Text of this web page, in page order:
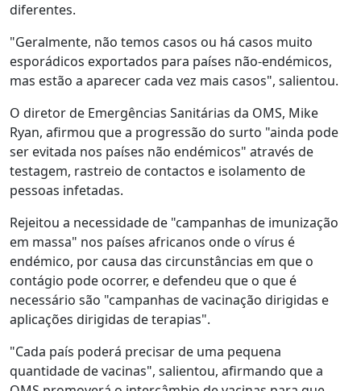
diferentes.
"Geralmente, não temos casos ou há casos muito
esporádicos exportados para países não-endémicos,
mas estão a aparecer cada vez mais casos", salientou.
O diretor de Emergências Sanitárias da OMS, Mike
Ryan, afirmou que a progressão do surto "ainda pode
ser evitada nos países não endémicos" através de
testagem, rastreio de contactos e isolamento de
pessoas infetadas.
Rejeitou a necessidade de "campanhas de imunização
em massa" nos países africanos onde o vírus é
endémico, por causa das circunstâncias em que o
contágio pode ocorrer, e defendeu que o que é
necessário são "campanhas de vacinação dirigidas e
aplicações dirigidas de terapias".
"Cada país poderá precisar de uma pequena
quantidade de vacinas", salientou, afirmando que a